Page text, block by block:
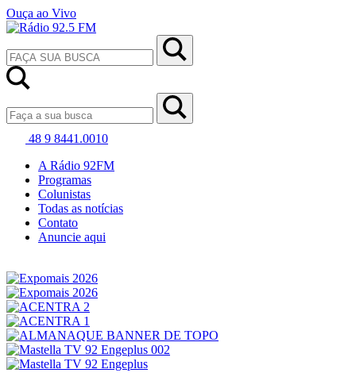
Ouça ao Vivo
48 9 8441.0010
A Rádio 92FM
Programas
Colunistas
Todas as notícias
Contato
Anuncie aqui